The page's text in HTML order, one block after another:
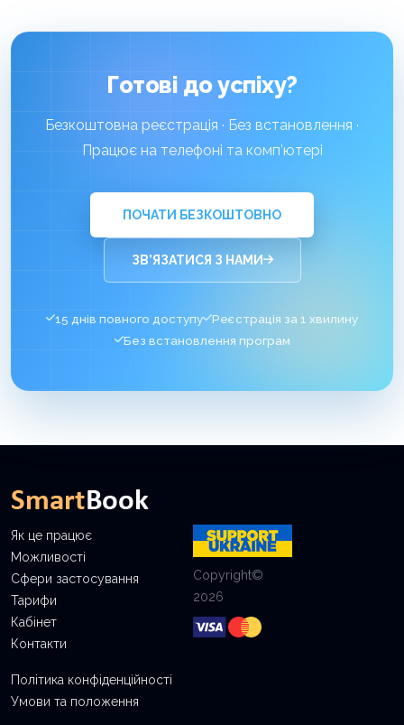
Готові до успіху?
Безкоштовна реєстрація · Без встановлення ·
Працює на телефоні та комп’ютері
ПОЧАТИ БЕЗКОШТОВНО
ЗВ’ЯЗАТИСЯ З НАМИ
15 днів повного доступу
Реєстрація за 1 хвилину
Без встановлення програм
Як це працює
Можливості
Сфери застосування
Тарифи
Кабінет
Контакти
Політика конфіденційності
Умови та положення
Copyright©
2026